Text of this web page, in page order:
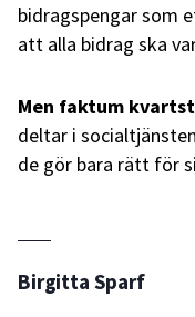
bidragspengar som
att alla bidrag ska
Men faktum
deltar i
de gör bara rätt för
Birgitta Sparf